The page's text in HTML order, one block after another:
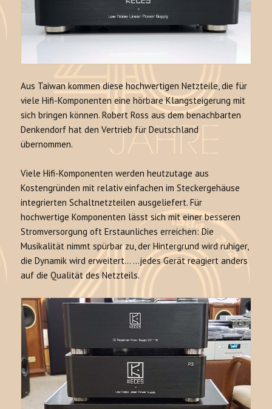
Aus Taiwan kommen diese hochwertigen Netzteile, die für
viele Hifi-Komponenten eine hörbare Klangsteigerung mit
sich bringen können. Robert Ross aus dem benachbarten
Denkendorf hat den Vertrieb für Deutschland
übernommen.
Viele Hifi-Komponenten werden heutzutage aus
Kostengründen mit relativ einfachen im Steckergehäuse
integrierten Schaltnetzteilen ausgeliefert. Für
hochwertige Komponenten lässt sich mit einer besseren
Stromversorgung oft Erstaunliches erreichen: Die
Musikalität nimmt spürbar zu, der Hintergrund wird ruhiger,
die Dynamik wird erweitert… …jedes Gerät reagiert anders
auf die Qualität des Netzteils.